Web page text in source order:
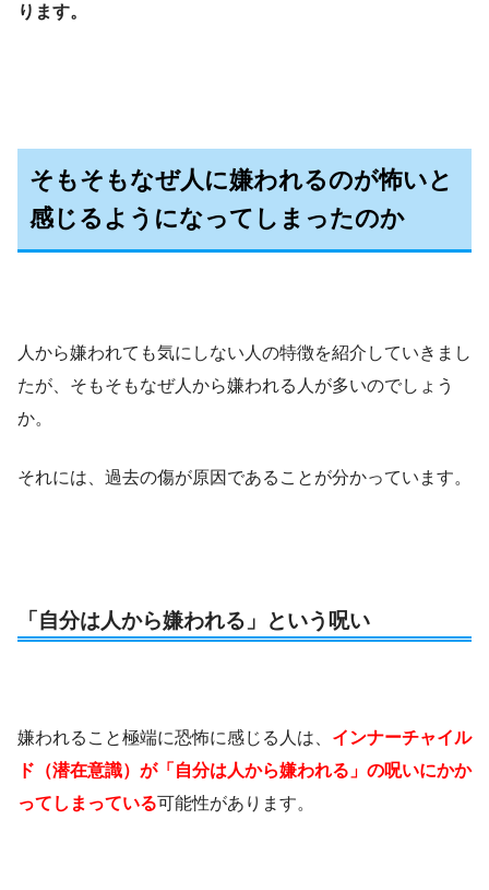
ります。
そもそもなぜ人に嫌われるのが怖いと
感じるようになってしまったのか
人から嫌われても気にしない人の特徴を紹介していきまし
たが、そもそもなぜ人から嫌われる人が多いのでしょう
か。
それには、過去の傷が原因であることが分かっています。
「自分は人から嫌われる」という呪い
嫌われること極端に恐怖に感じる人は、 インナーチャイル
ド（潜在意識）が「自分は人から嫌われる」の呪いにかか
ってしまっている可能性があります。